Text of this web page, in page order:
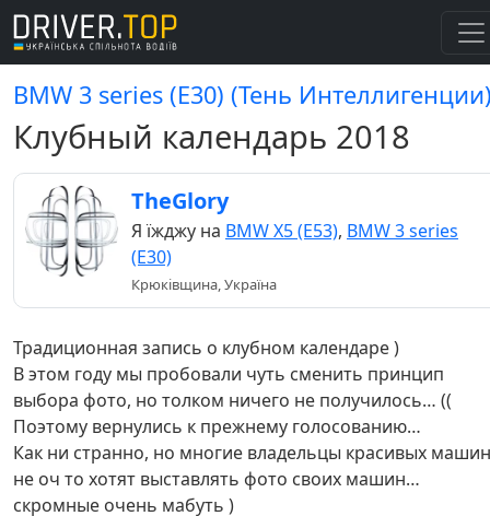
BMW 3 series (E30) (Тень
Клубный календарь 2018
TheGlory
Я їжджу на BMW X5 (E53), BMW 3 series
(E30)
Крюківщина, Україна
Традиционная запись о клубном календаре )
В этом году мы пробовали чуть сменить принцип
выбора фото, но толком ничего не получилось… ((
Поэтому вернулись к прежнему голосованию…
Как ни странно, но многие владельцы красивых машин
не оч то хотят выставлять фото своих машин…
скромные очень мабуть )